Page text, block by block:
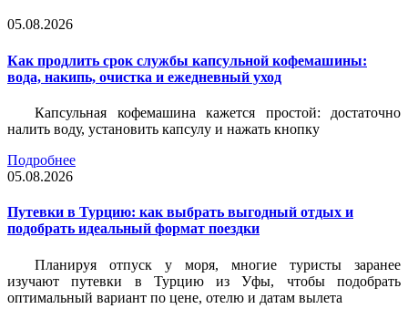
05.08.2026
Как продлить срок службы капсульной кофемашины:
вода, накипь, очистка и ежедневный уход
Капсульная кофемашина кажется простой: достаточно
налить воду, установить капсулу и нажать кнопку
Подробнее
05.08.2026
Путевки в Турцию: как выбрать выгодный отдых и
подобрать идеальный формат поездки
Планируя отпуск у моря, многие туристы заранее
изучают путевки в Турцию из Уфы, чтобы подобрать
оптимальный вариант по цене, отелю и датам вылета